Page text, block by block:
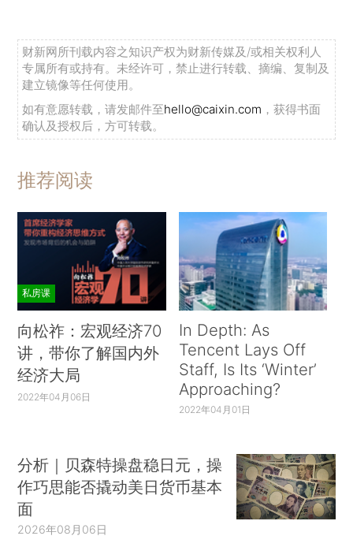
财新网所刊载内容之知识产权为财新传媒及/或相关权利人
专属所有或持有。未经许可，禁止进行转载、摘编、复制及
建立镜像等任何使用。
如有意愿转载，请发邮件至hello@caixin.com ，获得书面
确认及授权后，方可转载。
推荐阅读
私房课
向松祚：宏观经济70
讲，带你了解国内外
经济大局
2022年04月06日
In Depth: As
Tencent Lays Off
Staff, Is Its ‘Winter’
Approaching?
2022年04月01日
分析｜贝森特操盘稳日元，操
作巧思能否撬动美日货币基本
面
2026年08月06日